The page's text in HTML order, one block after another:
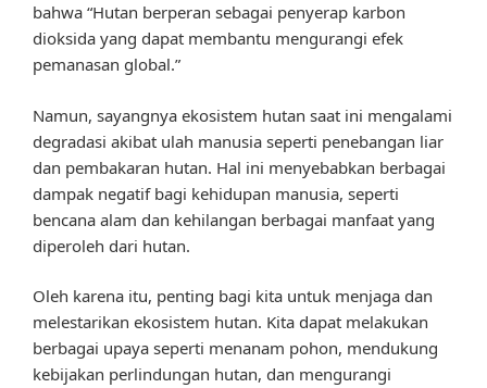
bahwa “Hutan berperan sebagai penyerap karbon
dioksida yang dapat membantu mengurangi efek
pemanasan global.”
Namun, sayangnya ekosistem hutan saat ini mengalami
degradasi akibat ulah manusia seperti penebangan liar
dan pembakaran hutan. Hal ini menyebabkan berbagai
dampak negatif bagi kehidupan manusia, seperti
bencana alam dan kehilangan berbagai manfaat yang
diperoleh dari hutan.
Oleh karena itu, penting bagi kita untuk menjaga dan
melestarikan ekosistem hutan. Kita dapat melakukan
berbagai upaya seperti menanam pohon, mendukung
kebijakan perlindungan hutan, dan mengurangi